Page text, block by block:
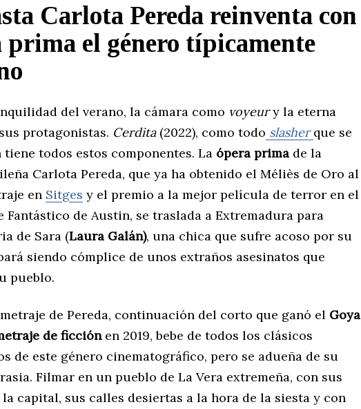
Carlota Pereda reinventa con
prima el género típicamente
del verano, la cámara como voyeury la eterna
protagonistas. Cerdita (2022), como todo slasherque se
todos estos componentes. La ópera prima de la
Carlota Pereda, que ya ha obtenido el Méliès de Oro al
en Sitges y el premio a la mejor película de terror en el
Fantástico de Austin, se traslada a Extremadura para
de Sara (Laura Galán), una chica que sufre acoso por su
siendo cómplice de unos extraños asesinatos que
pueblo.
de Pereda, continuación del corto que ganó el Goya
de ficciónen 2019, bebe de todos los clásicos
de este género cinematográfico, pero se adueña de su
Filmar en un pueblo de La Vera extremeña, con sus
la capital, sus calles desiertas a la hora de la siesta y con